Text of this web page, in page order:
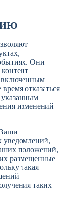
Они
включенным
отказаться
изменений
уведомлений,
положений,
размещенные
такая
таких